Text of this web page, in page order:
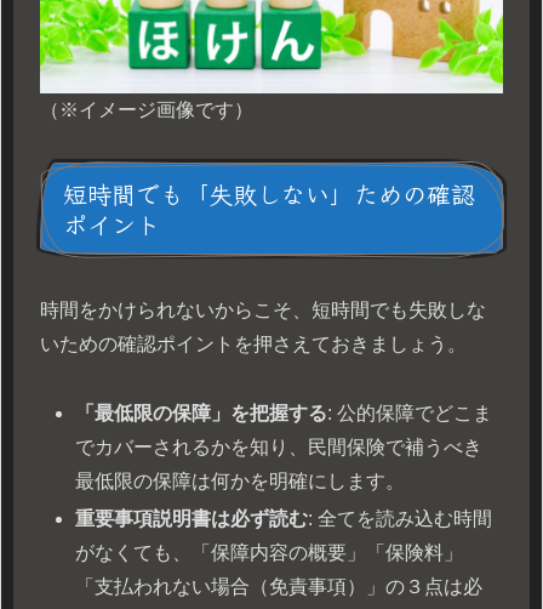
（※イメージ画像です）
短時間でも「失敗しない」ための確認
ポイント
時間をかけられないからこそ、短時間でも失敗しな
いための確認ポイントを押さえておきましょう。
「最低限の保障」を把握する: 公的保障でどこま
でカバーされるかを知り、民間保険で補うべき
最低限の保障は何かを明確にします。
重要事項説明書は必ず読む: 全てを読み込む時間
がなくても、「保障内容の概要」「保険料」
「支払われない場合（免責事項）」の３点は必